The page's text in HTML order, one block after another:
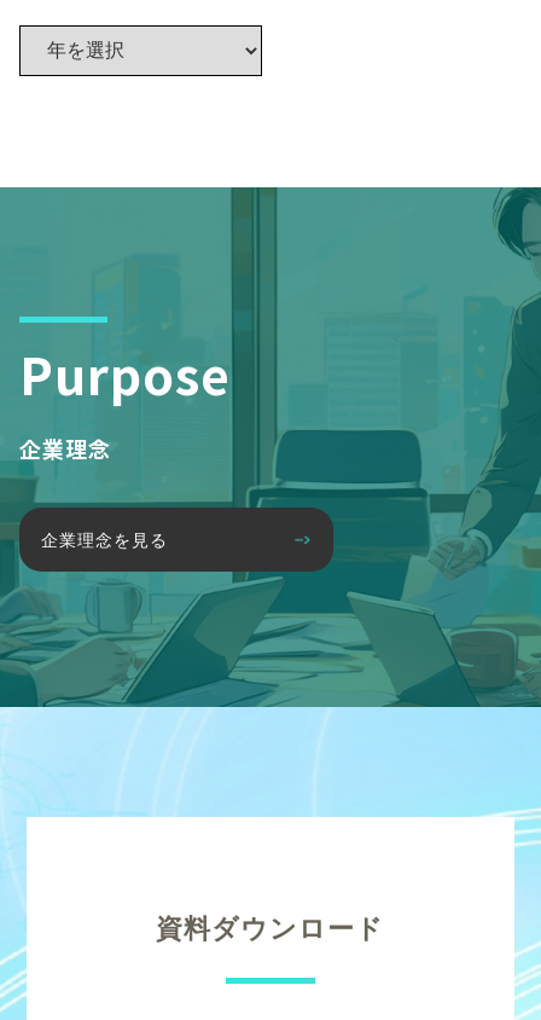
Purpose
企業理念
企業理念を見る
資料ダウンロード